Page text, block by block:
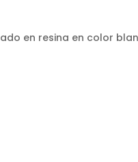
en resina en color